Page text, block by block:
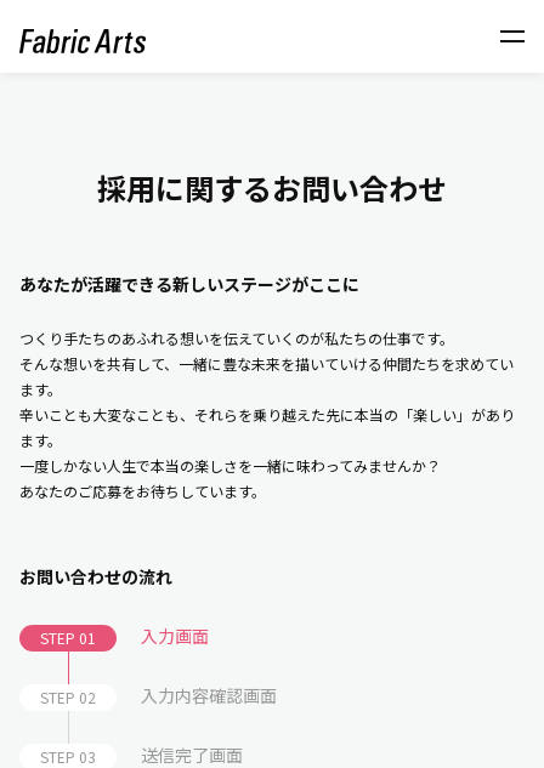
採用に関するお問い合わせ
あなたが活躍できる新しいステージがここに
つくり手たちのあふれる想いを伝えていくのが私たちの仕事です。
そんな想いを共有して、一緒に豊な未来を描いていける仲間たちを求めてい
ます。
辛いことも大変なことも、それらを乗り越えた先に本当の「楽しい」があり
ます。
一度しかない人生で本当の楽しさを一緒に味わってみませんか？
あなたのご応募をお待ちしています。
お問い合わせの流れ
STEP 01 入力画面
STEP 02 入力内容確認画面
STEP 03 送信完了画面